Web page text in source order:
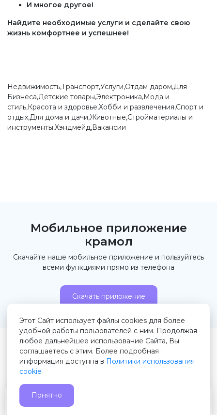
И многое другое!
Найдите необходимые услуги и сделайте свою
жизнь комфортнее и успешнее!
Недвижимость,Транспорт,Услуги,Отдам даром,Для
Бизнеса,Детские товары,Электроника,Мода и
стиль,Красота и здоровье,Хобби и развлечения,Спорт и
отдых,Для дома и дачи,Животные,Стройматериалы и
инструменты,Хэндмейд,Вакансии
Этот Сайт использует файлы cookies для более
удобной работы пользователей с ним. Продолжая
любое дальнейшее использование Сайта, Вы
соглашаетесь с этим. Более подробная
информация доступна в Политики использования
cookie
Понятно
Мобильное приложение
крамол
Скачайте наше мобильное приложение и пользуйтесь
всеми функциями прямо из телефона
Скачать приложение
© 2026 Крамол.рф
Правила сервиса
Пользовательское соглашение
Служба поддержки